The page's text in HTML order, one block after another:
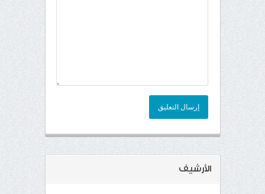
إرسال التعليق
الأرشيف